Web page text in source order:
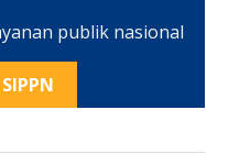
publik nasional